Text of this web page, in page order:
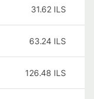
31.62 ILS
63.24 ILS
126.48 ILS